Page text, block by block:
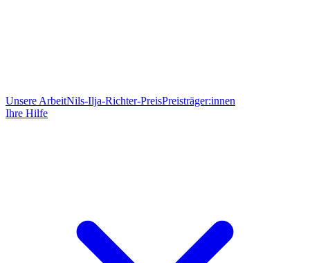
Unsere ArbeitNils-Ilja-Richter-PreisPreisträger:innen
Ihre Hilfe